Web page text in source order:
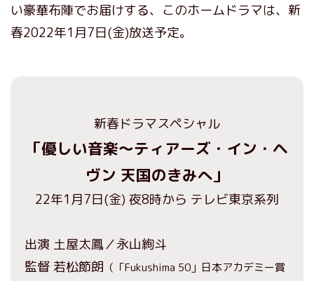
い豪華布陣でお届けする、このホームドラマは、新
春2022年1月7日(金)放送予定。
新春ドラマスペシャル
「優しい音楽～ティアーズ・イン・ヘ
ヴン 天国のきみへ」
22年1月7日(金) 夜8時から テレビ東京系列
出演 土屋太鳳／永山絢斗
監督 若松節朗 （「Fukushima 50」日本アカデミー賞